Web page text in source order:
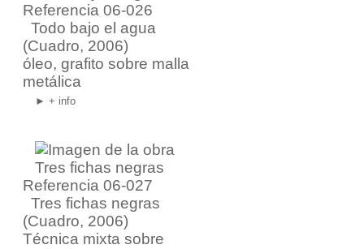
Referencia 06-026
Todo bajo el agua
(Cuadro, 2006)
óleo, grafito sobre malla
metálica
► + info
Referencia 06-027
Tres fichas negras
(Cuadro, 2006)
Técnica mixta sobre